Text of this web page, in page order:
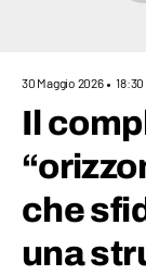
30 Maggio 2026 18:30
Il
che
una